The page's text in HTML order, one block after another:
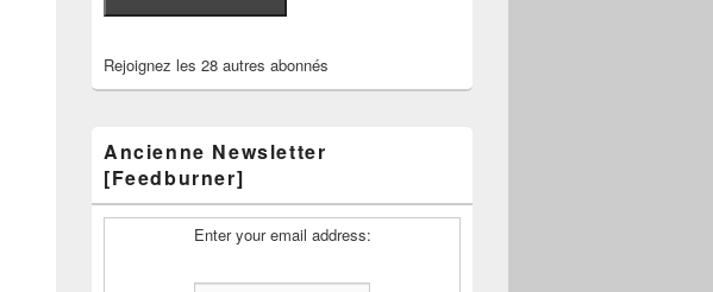
Rejoignez les 28 autres abonnés
Ancienne Newsletter
[Feedburner]
Enter your email address: